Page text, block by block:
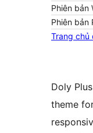
Phiên bản
Phiên bản
Trang chủ
Doly
theme